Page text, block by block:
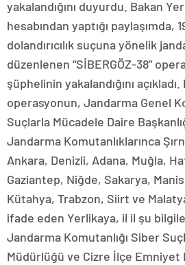
yakalandığını duyurdu. Bakan
hesabından yaptığı paylaşımda,
dolandırıcılık suçuna yönelik
düzenlenen “SİBERGÖZ-38”
şüphelinin yakalandığını açıkladı.
operasyonun, Jandarma Genel
Suçlarla Mücadele Daire
Jandarma Komutanlıklarınca
Ankara, Denizli, Adana, Muğla,
Gaziantep, Niğde, Sakarya,
Kütahya, Trabzon, Siirt ve
ifade eden Yerlikaya, il il şu
Jandarma Komutanlığı Siber
Müdürlüğü ve Cizre İlçe Emniyet